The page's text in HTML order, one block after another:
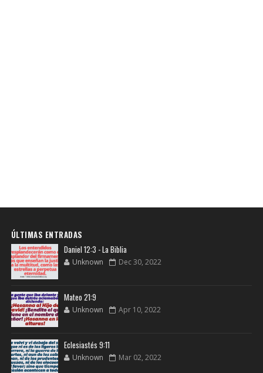
ÚLTIMAS ENTRADAS
Daniel 12:3 - La Biblia
Unknown Dec 30, 2022
Mateo 21:9
Unknown Apr 10, 2022
Eclesiastés 9:11
Unknown Mar 02, 2022